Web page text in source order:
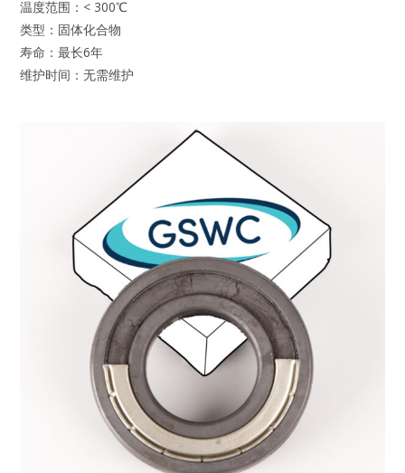
温度范围：< 300℃
类型：固体化合物
寿命：最长6年
维护时间：无需维护